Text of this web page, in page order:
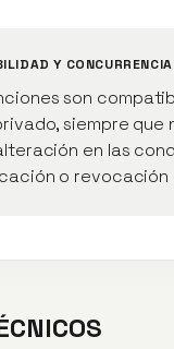
Y CONCURRENCIA
son
siempre
en las
o revocación